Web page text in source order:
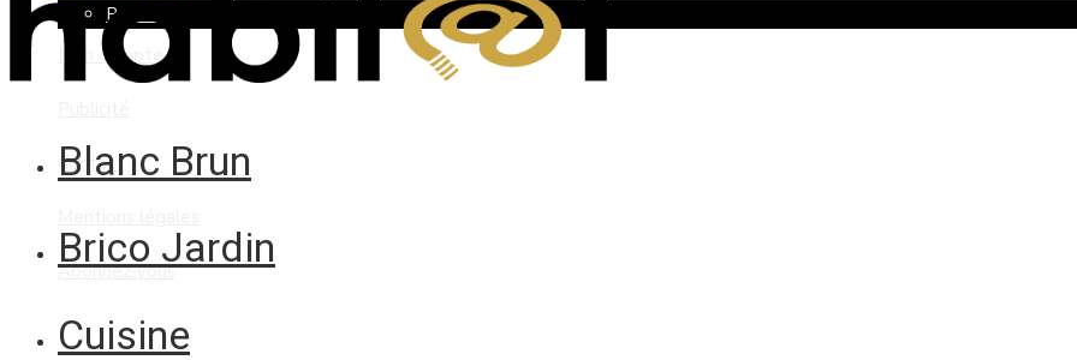
Panier
Mon compte
Contact
Abonnez-vous
Blanc Brun
Brico Jardin
Cuisine